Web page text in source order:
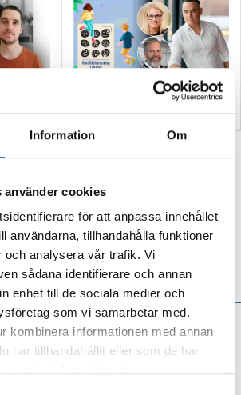
Information Om
använder cookies
för att anpassa innehållet
användarna, tillhandahålla funktioner
och analysera vår trafik. Vi
sådana identifierare och annan
enhet till de sociala medier och
som vi samarbetar med.
kombinera informationen med annan
har tillhandahållit eller som de har
Konflikthantering är
nyckeln till allt
specialpedagoger som
bevis på –
som i
och uppmuntrar fler
Lägg ner
lärare –